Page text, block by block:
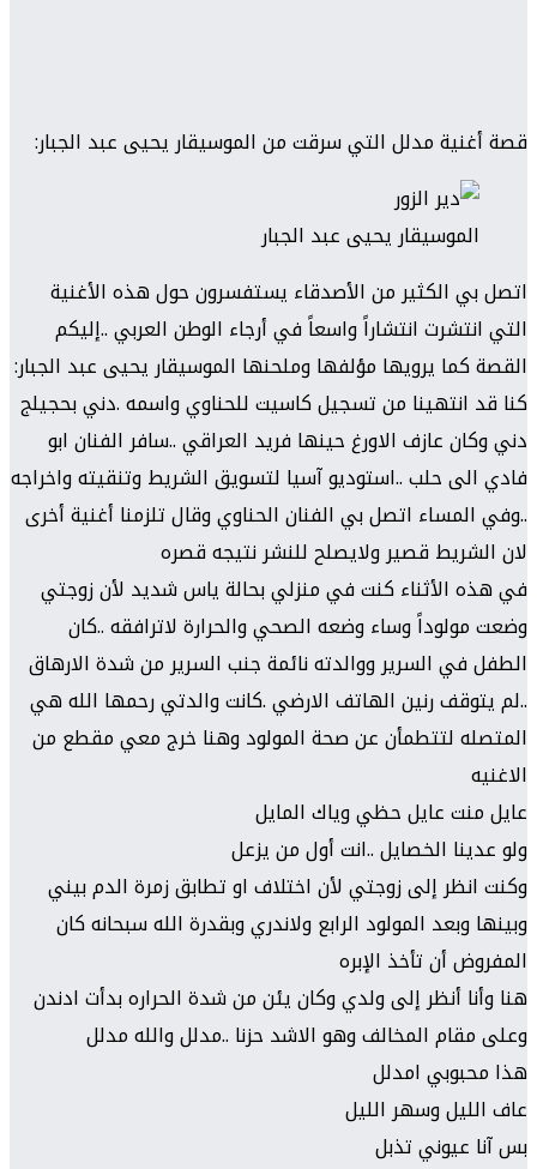
قصة أغنية مدلل التي سرقت من الموسيقار يحيى عبد الجبار:
الموسيقار يحيى عبد الجبار
اتصل بي الكثير من الأصدقاء يستفسرون حول هذه الأغنية
التي انتشرت انتشاراً واسعاً في أرجاء الوطن العربي ..إليكم
القصة كما يرويها مؤلفها وملحنها الموسيقار يحيى عبد الجبار:
كنا قد انتهينا من تسجيل كاسيت للحناوي واسمه .دني بحجيلج
دني وكان عازف الاورغ حينها فريد العراقي ..سافر الفنان ابو
فادي الى حلب ..استوديو آسيا لتسويق الشريط وتنقيته واخراجه
..وفي المساء اتصل بي الفنان الحناوي وقال تلزمنا أغنية أخرى
لان الشريط قصير ولايصلح للنشر نتيجه قصره
في هذه الأثناء كنت في منزلي بحالة ياس شديد لأن زوجتي
وضعت مولوداً وساء وضعه الصحي والحرارة لاترافقه ..كان
الطفل في السرير ووالدته نائمة جنب السرير من شدة الارهاق
..لم يتوقف رنين الهاتف الارضي .كانت والدتي رحمها الله هي
المتصله لتتطمأن عن صحة المولود وهنا خرج معي مقطع من
الاغنيه
عايل منت عايل حظي وياك المايل
ولو عدينا الخصايل ..انت أول من يزعل
وكنت انظر إلى زوجتي لأن اختلاف او تطابق زمرة الدم بيني
وبينها وبعد المولود الرابع ولاندري وبقدرة الله سبحانه كان
المفروض أن تأخذ الإبره
هنا وأنا أنظر إلى ولدي وكان يئن من شدة الحراره بدأت ادندن
وعلى مقام المخالف وهو الاشد حزنا ..مدلل والله مدلل
هذا محبوبي امدلل
عاف الليل وسهر الليل
بس آنا عيوني تذبل